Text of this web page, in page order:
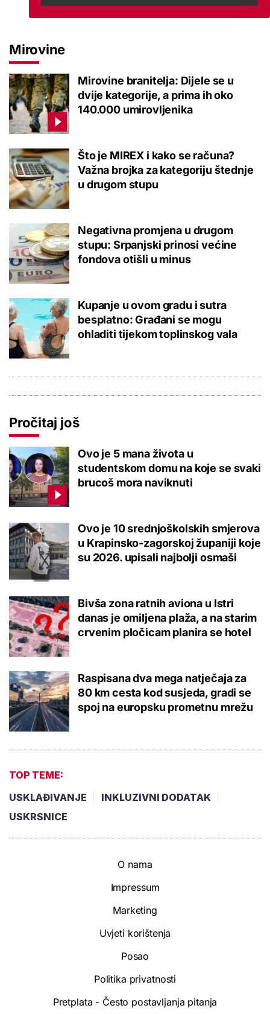
Mirovine
Mirovine branitelja: Dijele se u
dvije kategorije, a prima ih oko
140.000 umirovljenika
Što je MIREX i kako se računa?
Važna brojka za kategoriju štednje
u drugom stupu
Negativna promjena u drugom
stupu: Srpanjski prinosi većine
fondova otišli u minus
Kupanje u ovom gradu i sutra
besplatno: Građani se mogu
ohladiti tijekom toplinskog vala
Pročitaj još
Ovo je 5 mana života u
studentskom domu na koje se svaki
brucoš mora naviknuti
Ovo je 10 srednjoškolskih smjerova
u Krapinsko-zagorskoj županiji koje
su 2026. upisali najbolji osmaši
Bivša zona ratnih aviona u Istri
danas je omiljena plaža, a na starim
crvenim pločicam planira se hotel
Raspisana dva mega natječaja za
80 km cesta kod susjeda, gradi se
spoj na europsku prometnu mrežu
TOP TEME:
USKLAĐIVANJE
INKLUZIVNI DODATAK
USKRSNICE
O nama
Impressum
Marketing
Uvjeti korištenja
Posao
Politika privatnosti
Pretplata - Često postavljanja pitanja